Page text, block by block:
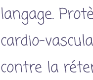
langage.
cardio-
contre la